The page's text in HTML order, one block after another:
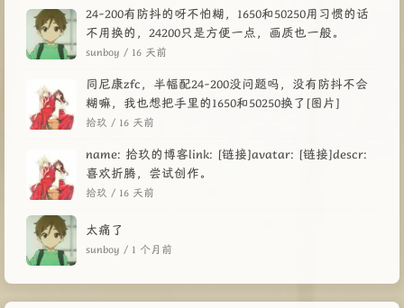
24-200有防抖的呀不怕糊，1650和50250用习惯的话
不用换的，24200只是方便一点，画质也一般。
sunboy / 16 天前
同尼康zfc，半幅配24-200没问题吗，没有防抖不会
糊嘛，我也想把手里的1650和50250换了[图片]
拾玖 / 16 天前
name: 拾玖的博客link: [链接]avatar: [链接]descr:
喜欢折腾，尝试创作。
拾玖 / 16 天前
太痛了
sunboy / 1 个月前